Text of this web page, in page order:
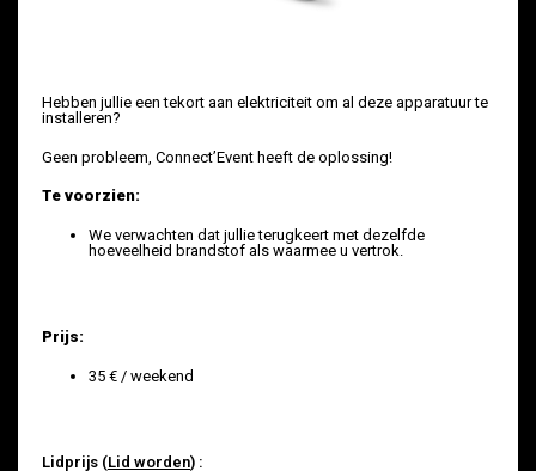
Hebben jullie een tekort aan elektriciteit om al deze apparatuur te
installeren?
Geen probleem, Connect’Event heeft de oplossing!
Te voorzien:
We verwachten dat jullie terugkeert met dezelfde
hoeveelheid brandstof als waarmee u vertrok.
Prijs:
35 € / weekend
Lidprijs (Lid worden) :